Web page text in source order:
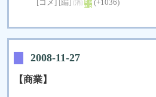
[コメ] [編] [消] (+1036)
2008-11-27
【商業】